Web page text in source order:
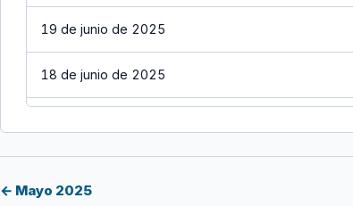
19 de junio de 2025
18 de junio de 2025
← Mayo 2025